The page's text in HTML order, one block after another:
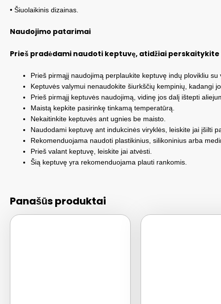
• Šiuolaikinis dizainas.
Naudojimo patarimai
Prieš pradėdami naudoti keptuvę, atidžiai
Prieš pirmąjį naudojimą perplaukite keptuvę indų plovikliu su
Keptuvės valymui nenaudokite šiurkščių kempinių, kadangi
Prieš pirmąjį keptuvės naudojimą, vidinę jos dalį ištepti
Maistą kepkite pasirinkę tinkamą temperatūrą.
Nekaitinkite keptuvės ant ugnies be maisto.
Naudodami keptuvę ant indukcinės viryklės, leiskite jai įšilti
Rekomenduojama naudoti plastikinius, silikoninius arba
Prieš valant keptuvę, leiskite jai atvėsti.
Šią keptuvę yra rekomenduojama plauti rankomis.
Panašūs produktai